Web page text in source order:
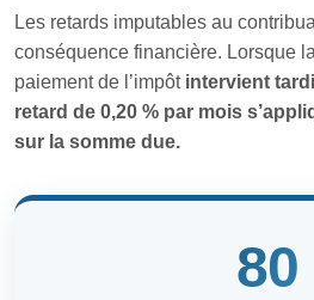
Les retards imputables au
conséquence financière. Lorsque
paiement de l’impôt intervient
retard de 0,20 % par mois
sur la somme due.
80